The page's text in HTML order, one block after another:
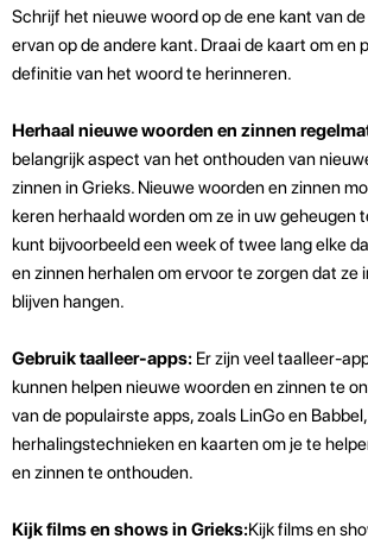
Schrijf het nieuwe woord op de ene kant van
ervan op de andere kant. Draai de kaart om en
definitie van het woord te herinneren.
Herhaal nieuwe woorden en zinnen
belangrijk aspect van het onthouden van
zinnen in Grieks. Nieuwe woorden en zinnen
keren herhaald worden om ze in uw geheugen
kunt bijvoorbeeld een week of twee lang elke
en zinnen herhalen om ervoor te zorgen dat ze
blijven hangen.
Gebruik taalleer-apps: Er zijn veel taalleer-
kunnen helpen nieuwe woorden en zinnen te
van de populairste apps, zoals LinGo en
herhalingstechnieken en kaarten om je te
en zinnen te onthouden.
Kijk films en shows in Grieks:Kijk films en